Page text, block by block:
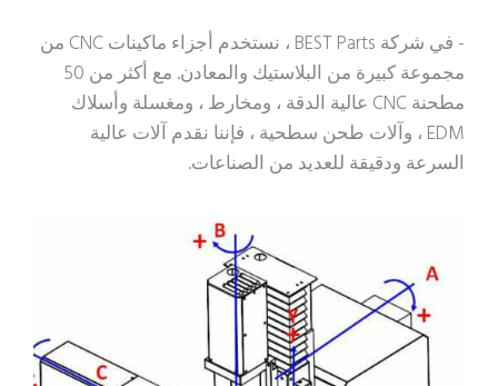
- في شركة BEST Parts ، نستخدم أجزاء ماكينات CNC من
مجموعة كبيرة من البلاستيك والمعادن. مع أكثر من 50
مطحنة CNC عالية الدقة ، ومخارط ، ومغسلة وأسلاك
EDM ، وآلات طحن سطحية ، فإننا نقدم آلات عالية
السرعة ودقيقة للعديد من الصناعات.